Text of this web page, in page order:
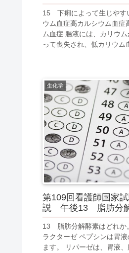
15 下痢によって生じやす
ウム血症高カルシウム血症
ム血症 腸液には、カリウ
って喪失され、低カリウム
生化学
第109回看護師国家
説 午後13 脂肪分
13 脂肪分解酵素はどれか
ラクターゼ ペプシンは胃
ます。 リパーゼは、胃液